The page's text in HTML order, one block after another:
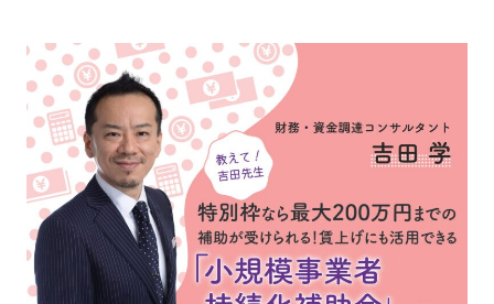
#インボイス
#インボイス制度
#電子帳簿保存法
#集客
#資金調達
#DX
#資金調
#DX
#生産性
向上
#採用
#人材育